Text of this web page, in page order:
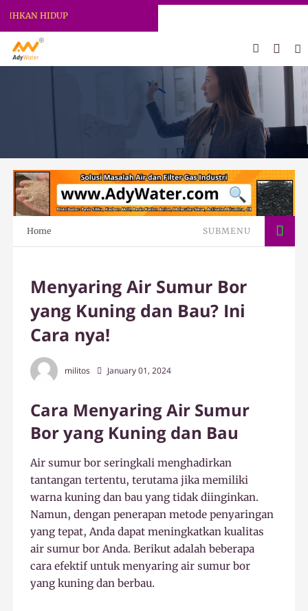
HIDUP
Home SUBMENU
Menyaring Air Sumur Bor
yang Kuning dan Bau? Ini
Cara nya!
militos January 01, 2024
Cara Menyaring Air Sumur
Bor yang Kuning dan Bau
Air sumur bor seringkali menghadirkan
tantangan tertentu, terutama jika memiliki
warna kuning dan bau yang tidak diinginkan.
Namun, dengan penerapan metode penyaringan
yang tepat, Anda dapat meningkatkan kualitas
air sumur bor Anda. Berikut adalah beberapa
cara efektif untuk menyaring air sumur bor
yang kuning dan berbau.